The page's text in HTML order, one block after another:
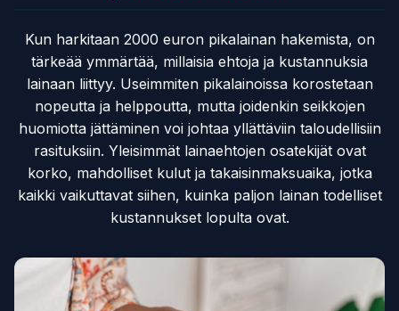
Kun harkitaan 2000 euron pikalainan hakemista, on
tärkeää ymmärtää, millaisia ehtoja ja kustannuksia
lainaan liittyy. Useimmiten pikalainoissa korostetaan
nopeutta ja helppoutta, mutta joidenkin seikkojen
huomiotta jättäminen voi johtaa yllättäviin taloudellisiin
rasituksiin. Yleisimmät lainaehtojen osatekijät ovat
korko, mahdolliset kulut ja takaisinmaksuaika, jotka
kaikki vaikuttavat siihen, kuinka paljon lainan todelliset
kustannukset lopulta ovat.